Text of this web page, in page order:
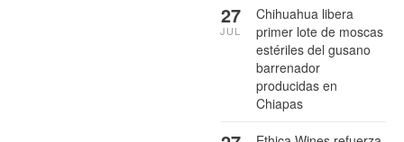
Chihuahua libera
primer lote de moscas
estériles del gusano
barrenador
producidas en
Chiapas
27
JUL